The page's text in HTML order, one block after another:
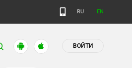
RU EN
ВОЙТИ